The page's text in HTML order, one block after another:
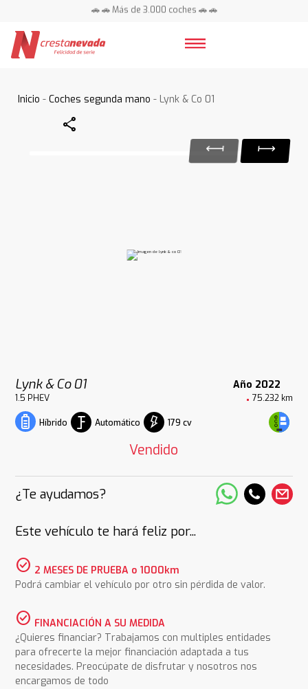
🚗 🚗 Más de 3.000 coches 🚗 🚗
Inicio -Coches segunda mano - Lynk & Co 01
Share
Lynk & Co 01 Año 2022
1.5 PHEV 75.232 km
Híbrido Automático 179 cv
Vendido
¿Te ayudamos?
Este vehículo te hará feliz por...
check_circle 2 MESES DE PRUEBA o 1000km
Podrá cambiar el vehículo por otro sin pérdida de valor.
check_circle FINANCIACIÓN A SU MEDIDA
¿Quieres financiar? Trabajamos con multiples entidades
para ofrecerte la mejor financiación adaptada a tus
necesidades. Preocúpate de disfrutar y nosotros nos
encargamos de todo